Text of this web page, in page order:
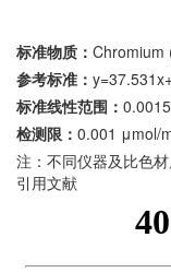
标准物质： Chromium
参考标准：
标准线性范围：
检测限： 0.001 μmol/
注：不同仪器及比色
引用文献